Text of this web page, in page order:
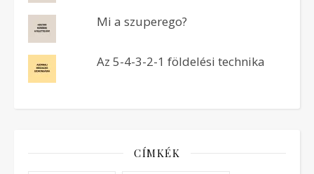
Mi a szuperego?
Az 5-4-3-2-1 földelési technika
CÍMKÉK